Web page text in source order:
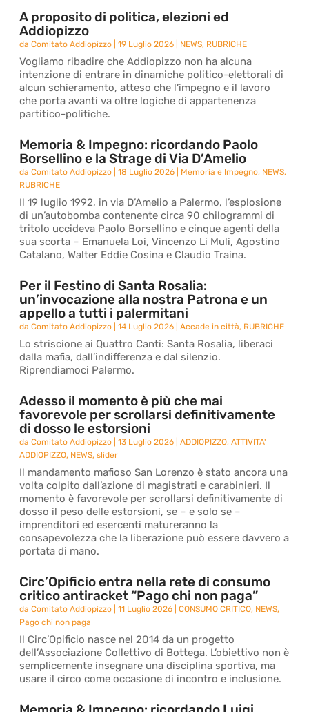
A proposito di politica, elezioni ed
Addiopizzo
daComitato Addiopizzo |19 Luglio 2026 NEWS, RUBRICHE
Vogliamo ribadire che Addiopizzo non ha alcuna
intenzione di entrare in dinamiche politico-elettorali di
alcun schieramento, atteso che l’impegno e il lavoro
che porta avanti va oltre logiche di appartenenza
partitico-politiche.
Memoria & Impegno: ricordando Paolo
Borsellino e la Strage di Via D’Amelio
daComitato Addiopizzo |18 Luglio 2026 Memoria e Impegno, NEWS,
RUBRICHE
Il 19 luglio 1992, in via D’Amelio a Palermo, l’esplosione
di un’autobomba contenente circa 90 chilogrammi di
tritolo uccideva Paolo Borsellino e cinque agenti della
sua scorta – Emanuela Loi, Vincenzo Li Muli, Agostino
Catalano, Walter Eddie Cosina e Claudio Traina.
Per il Festino di Santa Rosalia:
un’invocazione alla nostra Patrona e un
appello a tutti i palermitani
daComitato Addiopizzo |14 Luglio 2026 |Accade in città, RUBRICHE
Lo striscione ai Quattro Canti: Santa Rosalia, liberaci
dalla mafia, dall’indifferenza e dal silenzio.
Riprendiamoci Palermo.
Adesso il momento è più che mai
favorevole per scrollarsi definitivamente
di dosso le estorsioni
daComitato Addiopizzo |13 Luglio 2026 |ADDIOPIZZO,ATTIVITA'
ADDIOPIZZO, NEWS,slider
Il mandamento mafioso San Lorenzo è stato ancora una
volta colpito dall’azione di magistrati e carabinieri. Il
momento è favorevole per scrollarsi definitivamente di
dosso il peso delle estorsioni, se – e solo se –
imprenditori ed esercenti matureranno la
consapevolezza che la liberazione può essere davvero a
portata di mano.
Circ’Opificio entra nella rete di consumo
critico antiracket “Pago chi non paga”
daComitato Addiopizzo |11 Luglio 2026 |CONSUMO CRITICO, NEWS,
Pago chi non paga
Il Circ’Opificio nasce nel 2014 da un progetto
dell’Associazione Collettivo di Bottega. L’obiettivo non è
semplicemente insegnare una disciplina sportiva, ma
usare il circo come occasione di incontro e inclusione.